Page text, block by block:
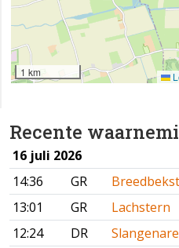
Recente
16 juli 2026
14:36
GR
13:01
GR
Lachstern
12:24
DR
1 km